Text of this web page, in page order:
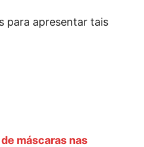
para apresentar tais
máscaras nas